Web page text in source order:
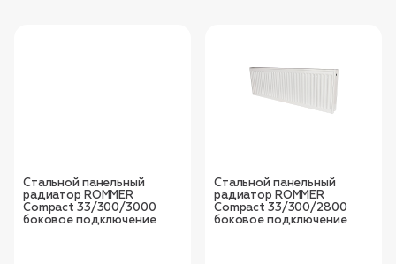
Стальной панельный
радиатор ROMMER
Compact 33/300/3000
боковое подключение
Стальной панельный
радиатор ROMMER
Compact 33/300/2800
боковое подключение